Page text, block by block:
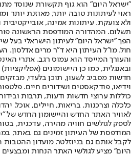
"ישראל היום" הוא גוף תקשורת שנוסד
ראוי לעיתונות טובה יותר, מאוזנת יותר
ולא צועקת. עיתונות אמינה, אובייקטיבית
הפך "ישראל היום" לעיתון הישראלי בעל
חול. מו"ל העיתון היא ד"ר מרים אדלסון.
והעורך המייסד הוא עמוס רגב. אתרי
חדשות מסביב לשעון, תוכן בלעדי, מבזקים
וידיאו, פודקאסטים ושידורים חיים.
כוללות ערוצי חדשות ודעות, תרבות
לאוויר האתר החדש והיישומון החדש של
לספק לגולשים חוויה מהירה, עדכנית,
המודפסת של העיתון זמינים גם באתר,
לקבל אותם גם בניוזלטר. מועדון ההטבות
היום" מציע לגולשי האתר הנחות